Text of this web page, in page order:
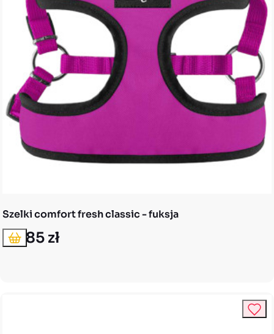
Szelki comfort fresh classic - fuksja
Cena
46,85 zł
Dodaj do koszyka